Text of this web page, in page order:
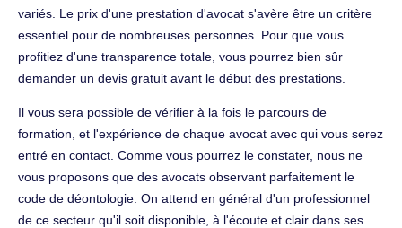
variés. Le prix d'une prestation d'avocat s'avère être un critère
essentiel pour de nombreuses personnes. Pour que vous
profitiez d'une transparence totale, vous pourrez bien sûr
demander un devis gratuit avant le début des prestations.
Il vous sera possible de vérifier à la fois le parcours de
formation, et l'expérience de chaque avocat avec qui vous serez
entré en contact. Comme vous pourrez le constater, nous ne
vous proposons que des avocats observant parfaitement le
code de déontologie. On attend en général d'un professionnel
de ce secteur qu'il soit disponible, à l'écoute et clair dans ses